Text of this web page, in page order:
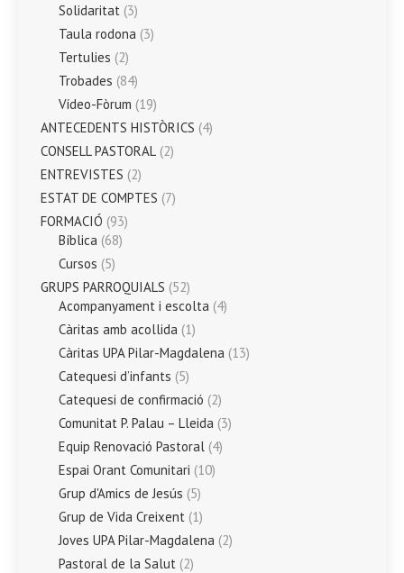
Solidaritat (3)
Taula rodona (3)
Tertulies (2)
Trobades (84)
Vídeo-Fòrum (19)
ANTECEDENTS HISTÒRICS (4)
CONSELL PASTORAL (2)
ENTREVISTES (2)
ESTAT DE COMPTES (7)
FORMACIÓ (93)
Bíblica (68)
Cursos (5)
GRUPS PARROQUIALS (52)
Acompanyament i escolta (4)
Càritas amb acollida (1)
Càritas UPA Pilar-Magdalena (13)
Catequesi d’infants (5)
Catequesi de confirmació (2)
Comunitat P. Palau – Lleida (3)
Equip Renovació Pastoral (4)
Espai Orant Comunitari (10)
Grup d'Amics de Jesús (5)
Grup de Vida Creixent (1)
Joves UPA Pilar-Magdalena (2)
Pastoral de la Salut (2)